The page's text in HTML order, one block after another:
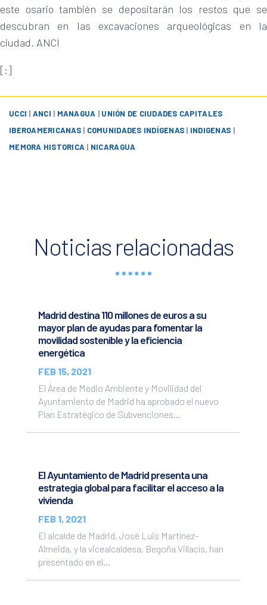
este osario también se depositarán los restos que se
descubran en las excavaciones arqueológicas en la
ciudad. ANCI
[:]
UCCI | ANCI | MANAGUA | UNIÓN DE CIUDADES CAPITALES
IBEROAMERICANAS| COMUNIDADES INDÍGENAS | INDIGENAS |
MEMORA HISTORICA | NICARAGUA
Noticias relacionadas
Madrid destina 110 millones de euros a su
mayor plan de ayudas para fomentar la
movilidad sostenible y la eficiencia
energética
FEB 15, 2021
El Área de Medio Ambiente y Movilidad del
Ayuntamiento de Madrid ha aprobado el nuevo
Plan Estratégico de Subvenciones...
El Ayuntamiento de Madrid presenta una
estrategia global para facilitar el acceso a la
vivienda
FEB 1, 2021
El alcalde de Madrid, José Luis Martínez-
Almeida, y la vicealcaldesa, Begoña Villacís, han
presentado en el...